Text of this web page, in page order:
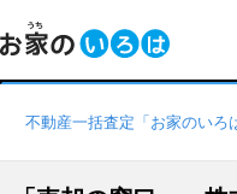
不動産一括査定「お家のいろ